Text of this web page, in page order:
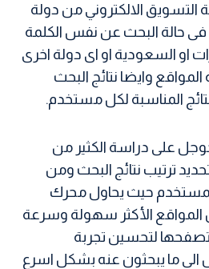
التسويق الالكتروني من دولة
فى حالة البحث عن نفس الكلمة
او السعودية او اى دولة اخرى
وايضا نتائج البحث
المناسبة لكل مستخدم.
على دراسة الكثير من
ترتيب نتائج البحث ومن
حيث يحاول محرك
الأكثر سهولة وسرعة
لتحسين تجربة
ما يبحثون عنه بشكل اسرع